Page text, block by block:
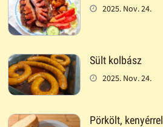
2025. Nov. 24.
Sült kolbász
2025. Nov. 24.
Pörkölt, kenyérrel